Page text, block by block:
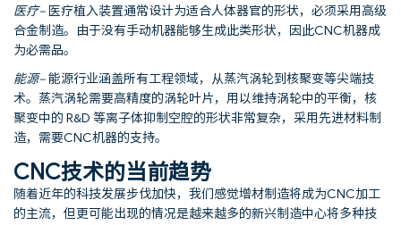
医疗– 医疗植入装置通常设计为适合人体器官的形状，必须采用高级
合金制造。由于没有手动机器能够生成此类形状，因此CNC机器成
为必需品。
能源–能源行业涵盖所有工程领域，从蒸汽涡轮到核聚变等尖端技
术。蒸汽涡轮需要高精度的涡轮叶片，用以维持涡轮中的平衡，核
聚变中的 R&D 等离子体抑制空腔的形状非常复杂，采用先进材料制
造，需要CNC机器的支持。
CNC技术的当前趋势
随着近年的科技发展步伐加快，我们感觉增材制造将成为CNC加工
的主流，但更可能出现的情况是越来越多的新兴制造中心将多种技